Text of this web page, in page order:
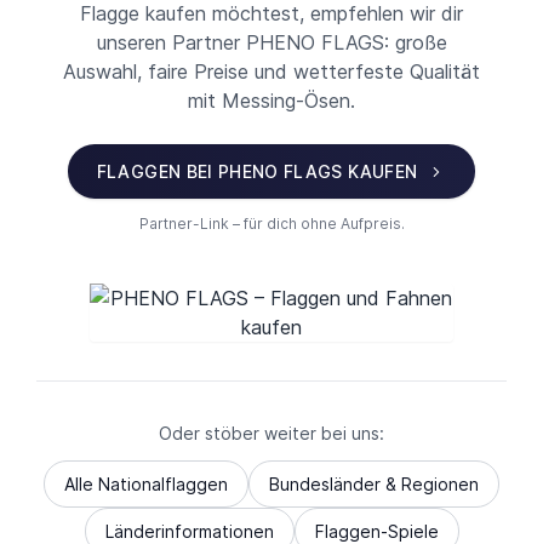
Flagge kaufen möchtest, empfehlen wir dir
unseren Partner PHENO FLAGS: große
Auswahl, faire Preise und wetterfeste Qualität
mit Messing-Ösen.
FLAGGEN BEI PHENO FLAGS KAUFEN
Partner-Link – für dich ohne Aufpreis.
Oder stöber weiter bei uns:
Alle Nationalflaggen Bundesländer & Regionen
Länderinformationen Flaggen-Spiele